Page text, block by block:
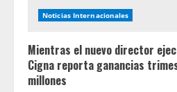
Noticias Internacionales
Mientras el nuevo director
Cigna reporta ganancias
millones